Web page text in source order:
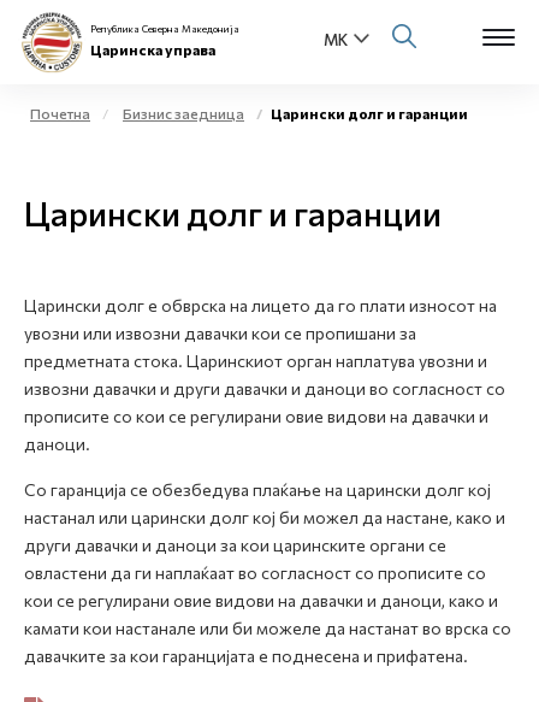
Физички лица
Бизнис заедница
Е-Царина
Open
Медиа центар
Република Северна Македонија
Царинска управа
Почетна Бизнис заедница Царински долг и гаранции
Царински долг и гаранции
Царински долг е обврска на лицето да го плати износот на
увозни или извозни давачки кои се пропишани за
предметната стока. Царинскиот орган наплатува увозни и
извозни давачки и други давачки и даноци во согласност со
прописите со кои се регулирани овие видови на давачки и
даноци.
Со гаранција се обезбедува плаќање на царински долг кој
настанал или царински долг кој би можел да настане, како и
други давачки и даноци за кои царинските органи се
овластени да ги наплаќаат во согласност со прописите со
кои се регулирани овие видови на давачки и даноци, како и
камати кои настанале или би можеле да настанат во врска со
давачките за кои гаранцијата е поднесена и прифатена.